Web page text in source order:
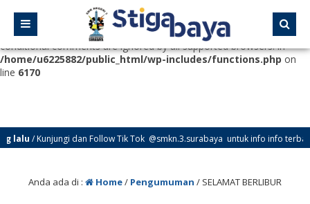
Deprecated
: Function WP_Dependencies->add_data() was called
with an argument that is
deprecated
since version 6.9.0! IE
conditional comments are ignored by all supported browsers. in
/home/u6225882/public_html/wp-includes/functions.php on
line 6170
/ Kunjungi dan Follow Tik Tok @smkn.3.surabaya untuk info info terbaru
Anda ada di : Home/ Pengumuman / SELAMAT BERLIBUR